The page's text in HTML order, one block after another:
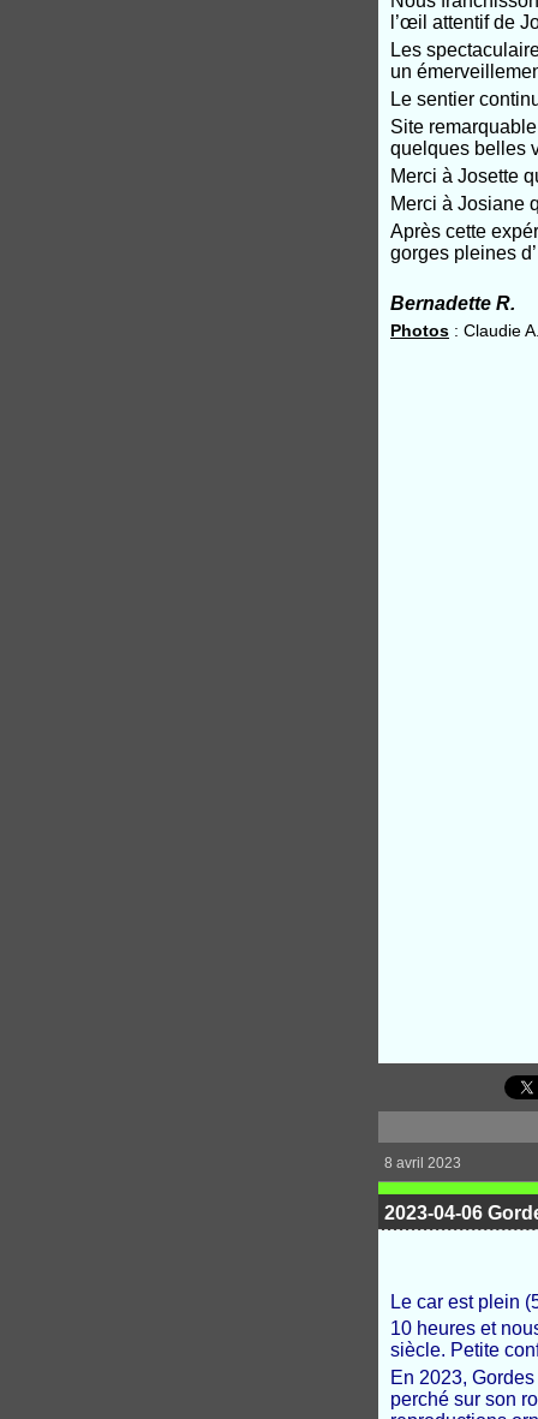
l’œil attentif de
Les
un
Le sentier
Site
quelques belles
Merci à Josette
Merci à Josiane
Après cette
gorges pleines
Bernadette R.
Photos : Claudie
8 avril 2023
2023-04-06
Le car est plein
10 heures et
siècle. Petite
En 2023,
perché sur son